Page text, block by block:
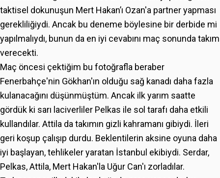
taktisel dokunuşun Mert Hakan’ı Ozan'a partner yapması
gerekliliğiydi. Ancak bu deneme böylesine bir derbide mi
yapılmalıydı, bunun da en iyi cevabını maç sonunda takım
verecekti.
Maç öncesi çektiğim bu fotoğrafla beraber
Fenerbahçe'nin Gökhan'ın olduğu sağ kanadı daha fazla
kulanacağını düşünmüştüm. Ancak ilk yarım saatte
gördük ki sarı laciverliler Pelkas ile sol tarafı daha etkili
kullandılar. Attila da takımın gizli kahramanı gibiydi. İleri
geri koşup çalışıp durdu. Beklentilerin aksine oyuna daha
iyi başlayan, tehlikeler yaratan İstanbul ekibiydi. Serdar,
Pelkas, Attila, Mert Hakan'la Uğur Can'ı zorladılar.